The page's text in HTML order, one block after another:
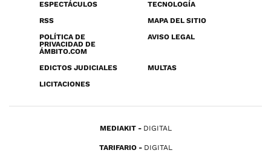
ESPECTÁCULOS
TECNOLOGÍA
RSS
MAPA DEL SITIO
POLÍTICA DE
PRIVACIDAD DE
ÁMBITO.COM
AVISO LEGAL
EDICTOS JUDICIALES
MULTAS
LICITACIONES
MEDIAKIT DIGITAL
TARIFARIO DIGITAL